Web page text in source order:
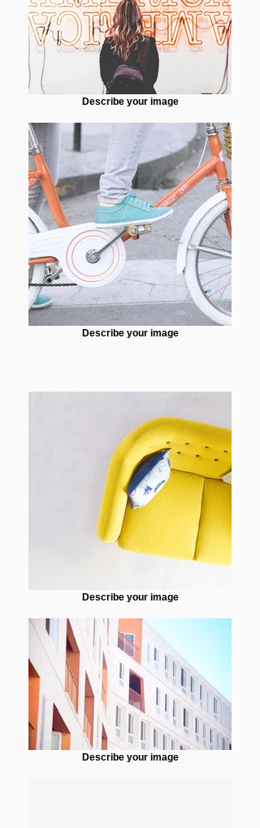
Describe your image
Describe your image
Describe your image
Describe your image